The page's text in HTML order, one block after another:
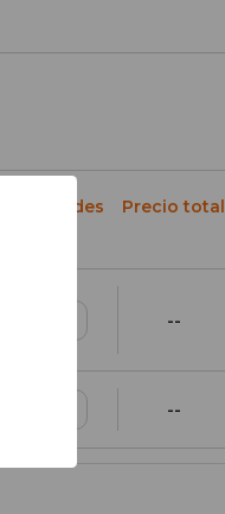
Unidades Precio total
--
--